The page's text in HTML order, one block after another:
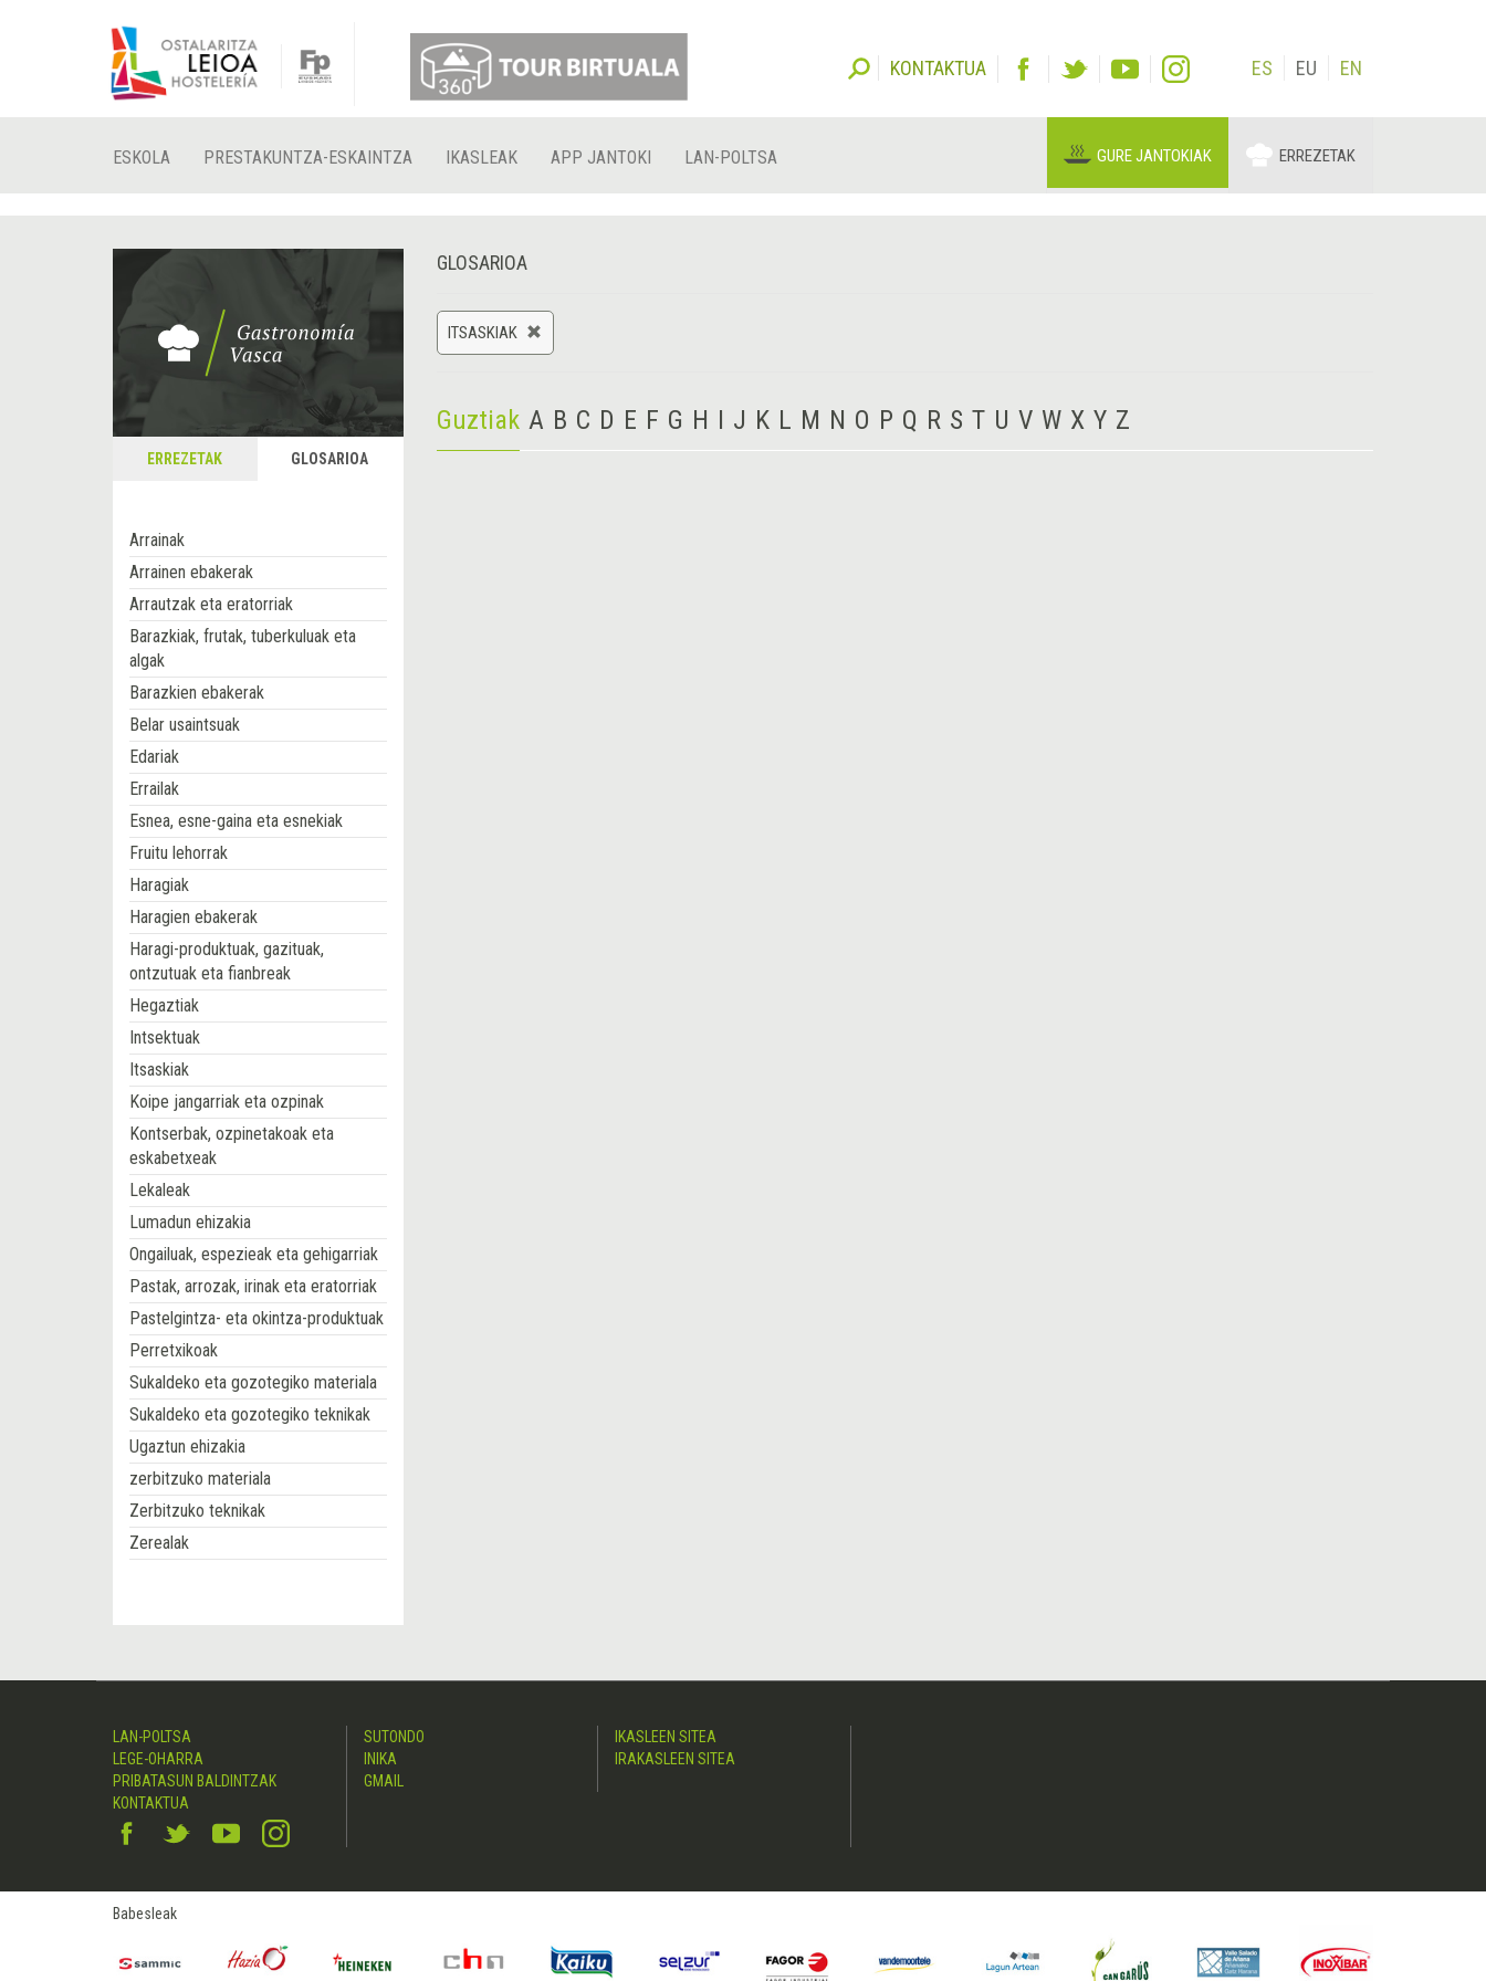
KONTAKTUA ES EU EN
ESKOLA PRESTAKUNTZA-ESKAINTZA IKASLEAK APP JANTOKI LAN-POLTSA GURE JANTOKIAK ERREZETAK
ERREZETAK GLOSARIOA
Arrainak
Arrainen ebakerak
Arrautzak eta eratorriak
Barazkiak, frutak, tuberkuluak eta
algak
Barazkien ebakerak
Belar usaintsuak
Edariak
Errailak
Esnea, esne-gaina eta esnekiak
Fruitu lehorrak
Haragiak
Haragien ebakerak
Haragi-produktuak, gazituak,
ontzutuak eta fianbreak
Hegaztiak
Intsektuak
Itsaskiak
Koipe jangarriak eta ozpinak
Kontserbak, ozpinetakoak eta
eskabetxeak
Lekaleak
Lumadun ehizakia
Ongailuak, espezieak eta gehigarriak
Pastak, arrozak, irinak eta eratorriak
Pastelgintza- eta okintza-produktuak
Perretxikoak
Sukaldeko eta gozotegiko materiala
Sukaldeko eta gozotegiko teknikak
Ugaztun ehizakia
zerbitzuko materiala
Zerbitzuko teknikak
Zerealak
GLOSARIOA
ITSASKIAK
Guztiak A B C D E F G H I J K L M N O P Q R S T U V W X Y Z
LAN-POLTSA
LEGE-OHARRA
PRIBATASUN BALDINTZAK
KONTAKTUA
SUTONDO
INIKA
GMAIL
IKASLEEN SITEA
IRAKASLEEN SITEA
Babesleak